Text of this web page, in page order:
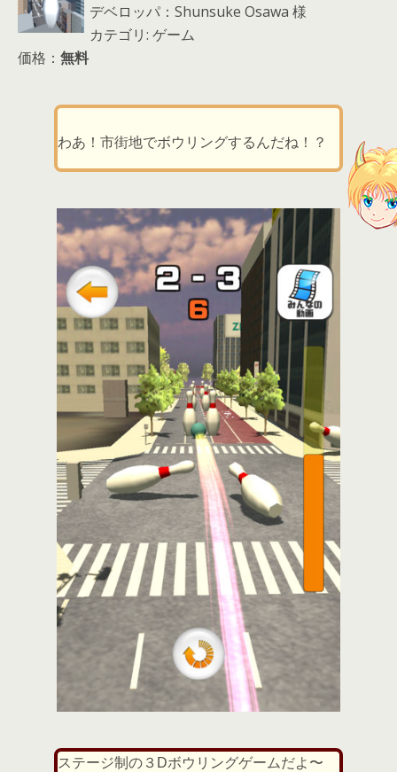
デベロッパ：Shunsuke Osawa 様
カテゴリ: ゲーム
価格： 無料
わあ！市街地でボウリングするんだね！？
ステージ制の３Dボウリングゲームだよ〜